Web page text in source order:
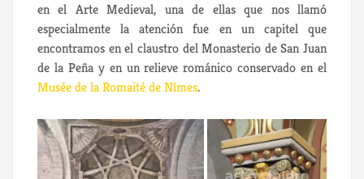
en el Arte Medieval, una de ellas que nos llamó
especialmente la atención fue en un capitel que
encontramos en el claustro del Monasterio de San Juan
de la Peña y en un relieve románico conservado en el
Musée de la Romaité de Nîmes.